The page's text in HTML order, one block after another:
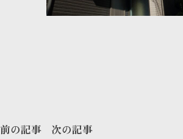
前の記事 次の記事